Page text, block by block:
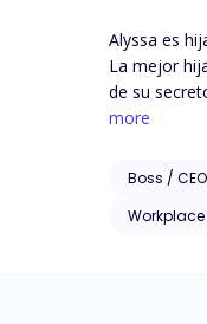
Alyssa es hija
La mejor hija que se podría tener. O bueno, eso es
de su secreto? Al parecer de noche es otra, y lo que menos quiere es que alguien le cuente a su familia que es la mejor
more
Boss / CEO